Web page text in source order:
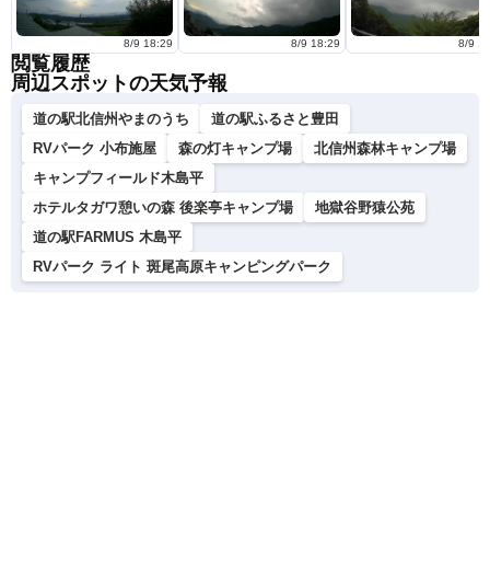
8/9 18:29 8/9 18:29 8/9
閲覧履歴
周辺スポットの天気予報
道の駅北信州やまのうち
道の駅ふるさと豊田
RVパーク 小布施屋
森の灯キャンプ場
北信州森林キャンプ場
キャンプフィールド木島平
ホテルタガワ憩いの森 後楽亭キャンプ場
地獄谷野猿公苑
道の駅FARMUS 木島平
RVパーク ライト 斑尾高原キャンピングパーク